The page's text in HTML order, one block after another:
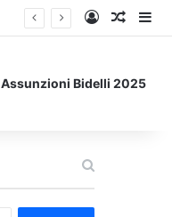
Accedi
Un
Assunzioni Bidelli 2025